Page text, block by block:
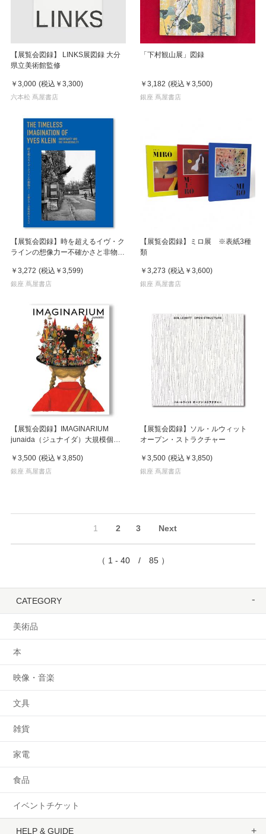
【展覧会図録】 LINKS展図録 大分
県立美術館監修
￥3,000 (税込 ￥3,300)
六本松 蔦屋書店
「下村観山展」図録
￥3,182 (税込 ￥3,500)
銀座 蔦屋書店
【展覧会図録】時を超えるイヴ・ク
ラインの想像力ー不確かさと非物質
￥3,272 (税込 ￥3,599)
銀座 蔦屋書店
【展覧会図録】ミロ展 ※表紙3種
類
￥3,273 (税込 ￥3,600)
銀座 蔦屋書店
【展覧会図録】IMAGINARIUM
junaida（ジュナイダ）大規模個展
￥3,500 (税込 ￥3,850)
銀座 蔦屋書店
【展覧会図録】ソル・ルウィット
オープン・ストラクチャー
￥3,500 (税込 ￥3,850)
銀座 蔦屋書店
1 2 3 Next
（ 1 - 40 / 85 ）
CATEGORY
美術品
本
映像・音楽
文具
雑貨
家電
食品
イベントチケット
HELP & GUIDE